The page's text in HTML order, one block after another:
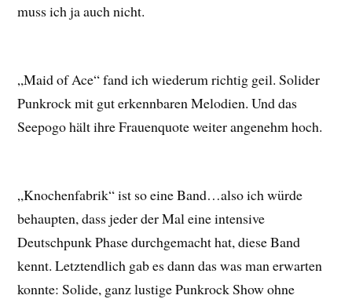
muss ich ja auch nicht.
„Maid of Ace“ fand ich wiederum richtig geil. Solider
Punkrock mit gut erkennbaren Melodien. Und das
Seepogo hält ihre Frauenquote weiter angenehm hoch.
„Knochenfabrik“ ist so eine Band…also ich würde
behaupten, dass jeder der Mal eine intensive
Deutschpunk Phase durchgemacht hat, diese Band
kennt. Letztendlich gab es dann das was man erwarten
konnte: Solide, ganz lustige Punkrock Show ohne